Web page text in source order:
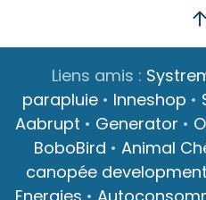
Liens amis :
parapluie• Inneshop •
Aabrupt • Generator •
BoboBird • Animal
canopée development